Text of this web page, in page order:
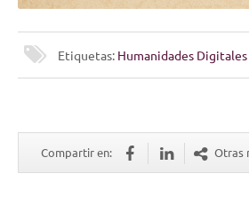
Etiquetas: Humanidades Digitales
Compartir en: Otras